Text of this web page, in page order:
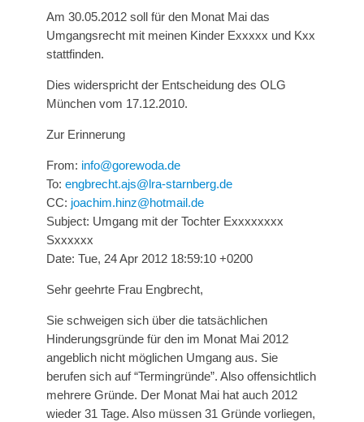
Am 30.05.2012 soll für den Monat Mai das
Umgangsrecht mit meinen Kinder Exxxxx und Kxx
stattfinden.
Dies widerspricht der Entscheidung des OLG
München vom 17.12.2010.
Zur Erinnerung
From: info@gorewoda.de
To: engbrecht.ajs@lra-starnberg.de
CC: joachim.hinz@hotmail.de
Subject: Umgang mit der Tochter Exxxxxxxx
Sxxxxxx
Date: Tue, 24 Apr 2012 18:59:10 +0200
Sehr geehrte Frau Engbrecht,
Sie schweigen sich über die tatsächlichen
Hinderungsgründe für den im Monat Mai 2012
angeblich nicht möglichen Umgang aus. Sie
berufen sich auf “Termingründe”. Also offensichtlich
mehrere Gründe. Der Monat Mai hat auch 2012
wieder 31 Tage. Also müssen 31 Gründe vorliegen,